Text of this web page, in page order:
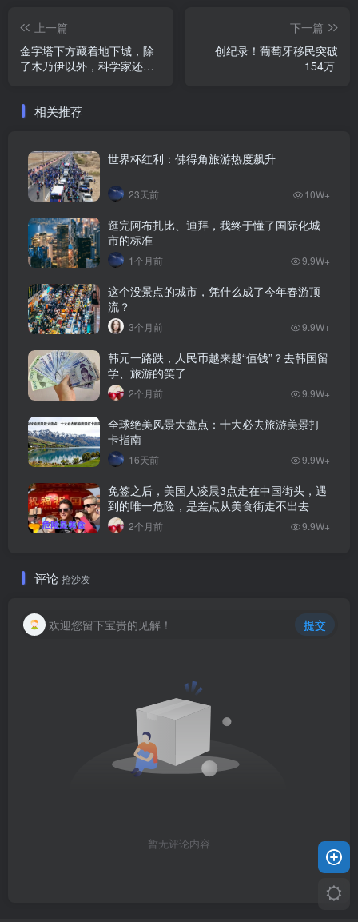
上一篇
金字塔下方藏着地下城，除
了木乃伊以外，科学家还发
下一篇
创纪录！葡萄牙移民突破
154万
相关推荐
世界杯红利：佛得角旅游热度飙升
23天前 10W+
逛完阿布扎比、迪拜，我终于懂了国际化城
市的标准
1个月前 9.9W+
这个没景点的城市，凭什么成了今年春游顶
流？
3个月前 9.9W+
韩元一路跌，人民币越来越“值钱”？去韩国留
学、旅游的笑了
2个月前 9.9W+
全球绝美风景大盘点：十大必去旅游美景打
卡指南
16天前 9.9W+
免签之后，美国人凌晨3点走在中国街头，遇
到的唯一危险，是差点从美食街走不出去
2个月前 9.9W+
评论 抢沙发
欢迎您留下宝贵的见解！ 提交
暂无评论内容